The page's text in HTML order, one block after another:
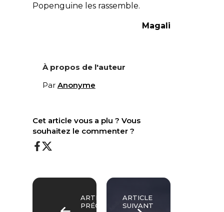
Popenguine les rassemble.
Magali
À propos de l'auteur
Par Anonyme
Cet article vous a plu ? Vous
souhaitez le commenter ?
ARTICLE
PRÉCÉDENT
ARTICLE
SUIVANT